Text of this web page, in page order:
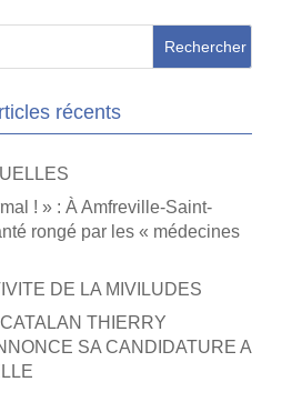
récents
! » : À Amfreville-Saint-
rongé par les « médecines
DE LA MIVILUDES
THIERRY
SA CANDIDATURE A